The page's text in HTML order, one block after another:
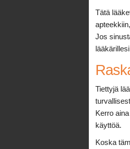
Tätä
Jos
Tiettyjä
Kerro
käyttöä.
Koska